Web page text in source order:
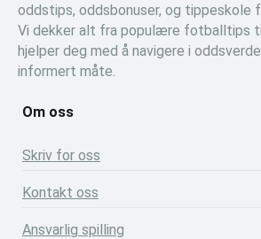
oddstips, oddsbonuser, og tippeskole
Vi dekker alt fra populære fotballtips
hjelper deg med å navigere i
informert måte.
Om oss
Skriv for oss
Kontakt oss
Ansvarlig spilling